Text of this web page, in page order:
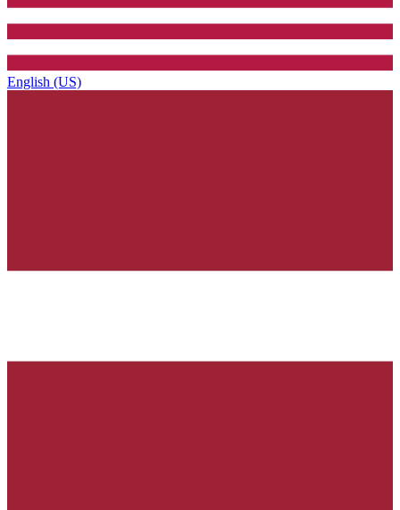
English (US)